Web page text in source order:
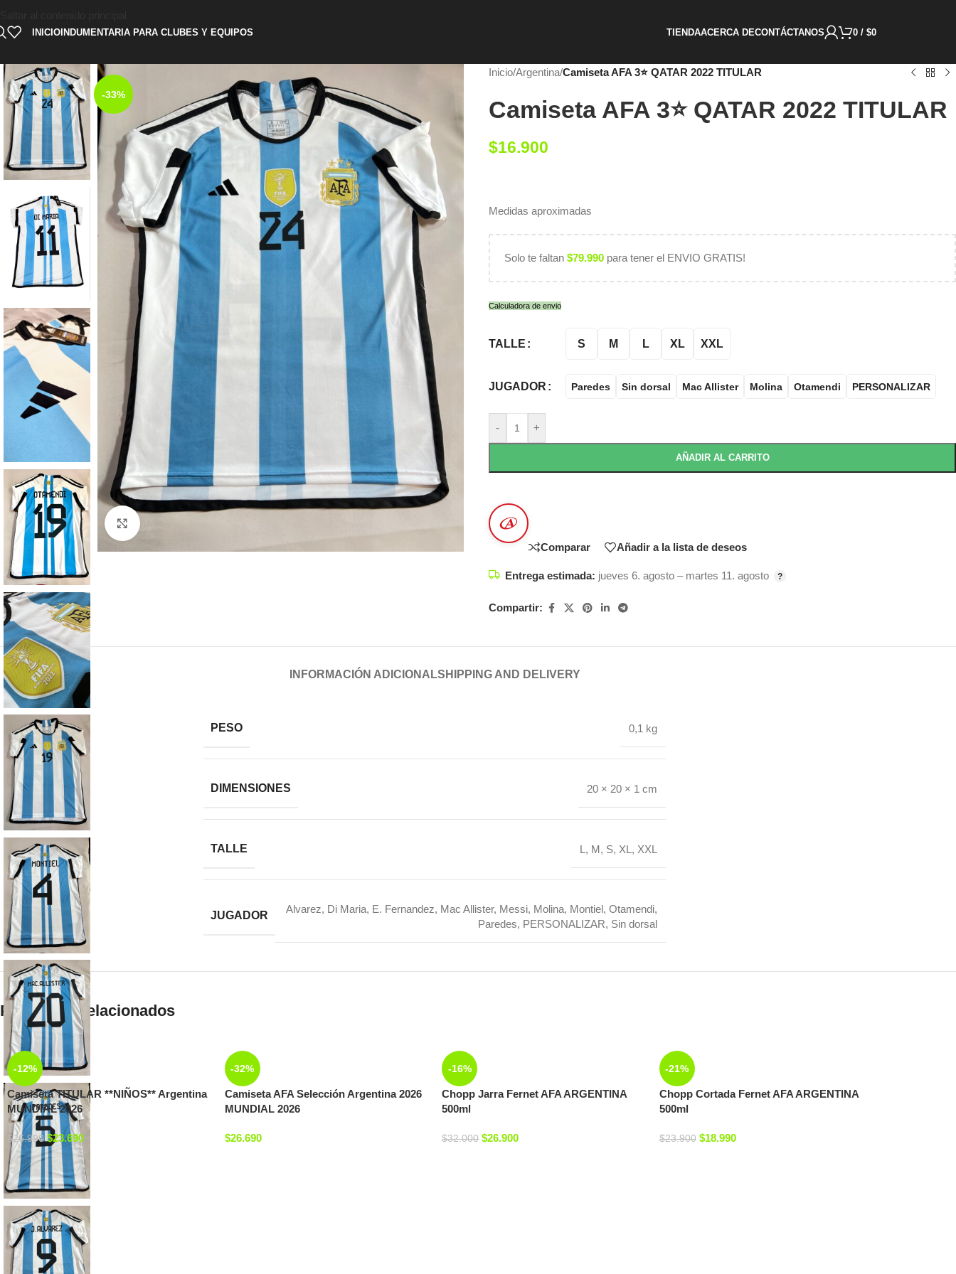
INICIOINDUMENTARIA PARA CLUBES Y EQUIPOS TIENDAACERCA DECONTÁCTANOS 0 / $0
-33%
Inicio/Argentina/Camiseta AFA 3⭐ QATAR 2022 TITULAR
Camiseta AFA 3⭐ QATAR 2022 TITULAR
$16.900
Medidas aproximadas
Solo te faltan $79.990 para tener el ENVIO GRATIS!
Calculadora de envio
TALLE S M L XL XXL
JUGADOR Paredes Sin dorsal Mac Allister Molina Otamendi PERSONALIZAR
- +
AÑADIR AL CARRITO
Comparar Añadir a la lista de deseos
Entrega estimada: jueves 6. agosto – martes 11. agosto
Compartir:
INFORMACIÓN ADICIONALSHIPPING AND DELIVERY
PESO 0,1 kg
DIMENSIONES 20 × 20 × 1 cm
TALLE L , M, S, XL , XXL
JUGADOR
Alvarez, Di Maria, E. Fernandez, Mac Allister, Messi, Molina, Montiel, Otamendi,
Paredes, PERSONALIZAR, Sin dorsal
Productos relacionados
-12%
Camiseta TITULAR **NIÑOS** Argentina
MUNDIAL 2026
$26.990 $23.690
-32%
Camiseta AFA Selección Argentina 2026
MUNDIAL 2026
$26.690
-16%
Chopp Jarra Fernet AFA ARGENTINA
500ml
$32.000 $26.900
-21%
Chopp Cortada Fernet AFA ARGENTINA
500ml
$23.900 $18.990